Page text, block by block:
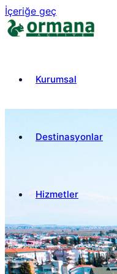
İçeriğe geç
Kurumsal
Destinasyonlar
Hizmetler
₺TRY